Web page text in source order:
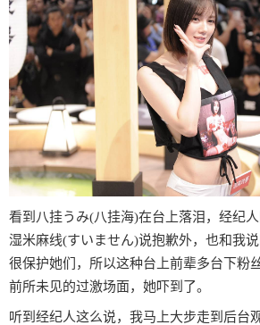
看到八挂うみ(八挂海)在台上落泪，经纪
湿米麻线(すいません)说抱歉外，也和我
很保护她们，所以这种台上前辈多台下粉
前所未见的过激场面，她吓到了。
听到经纪人这么说，我马上大步走到后台